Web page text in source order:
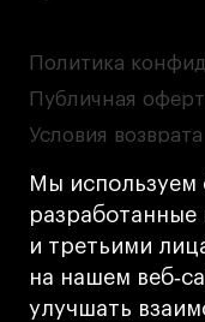
Мы используем
и третьими
на нашем
улучшать
Политика
Публичная
Условия возврата
Кредит на
Лицензия на
деятельности
Университет»
Карта сайта